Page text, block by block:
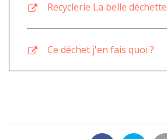
Recyclerie La belle déchette
Ce déchet j'en fais quoi ?